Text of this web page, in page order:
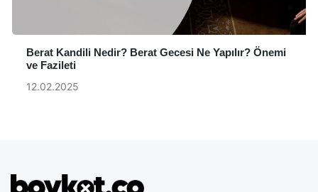
Berat Kandili Nedir? Berat Gecesi Ne Yapılır? Önemi
ve Fazileti
12.02.2025